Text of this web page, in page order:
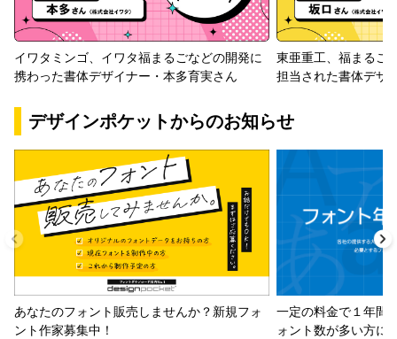
イワタミンゴ、イワタ福まるごなどの開発に
携わった書体デザイナー・本多育実さん
東亜重工、福まるご
担当された書体デザ
デザインポケットからのお知らせ
あなたのフォント販売しませんか？新規フォ
ント作家募集中！
一定の料金で１年間
ォント数が多い方に